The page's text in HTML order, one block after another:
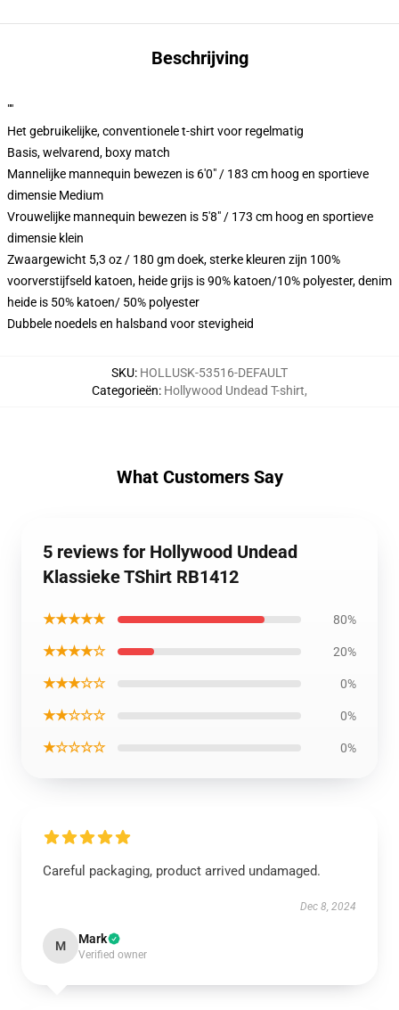
Beschrijving
""
Het gebruikelijke, conventionele t-shirt voor regelmatig
Basis, welvarend, boxy match
Mannelijke mannequin bewezen is 6'0" / 183 cm hoog en sportieve
dimensie Medium
Vrouwelijke mannequin bewezen is 5'8" / 173 cm hoog en sportieve
dimensie klein
Zwaargewicht 5,3 oz / 180 gm doek, sterke kleuren zijn 100%
voorverstijfseld katoen, heide grijs is 90% katoen/10% polyester, denim
heide is 50% katoen/ 50% polyester
Dubbele noedels en halsband voor stevigheid
SKU: HOLLUSK-53516-DEFAULT
Categorieën: Hollywood Undead T-shirt,
What Customers Say
5 reviews for Hollywood Undead
Klassieke TShirt RB1412
★★★★★ 80%
★★★★☆ 20%
★★★☆☆ 0%
★★☆☆☆ 0%
★☆☆☆☆ 0%
Careful packaging, product arrived undamaged.
Dec 8, 2024
M Mark
Verified owner